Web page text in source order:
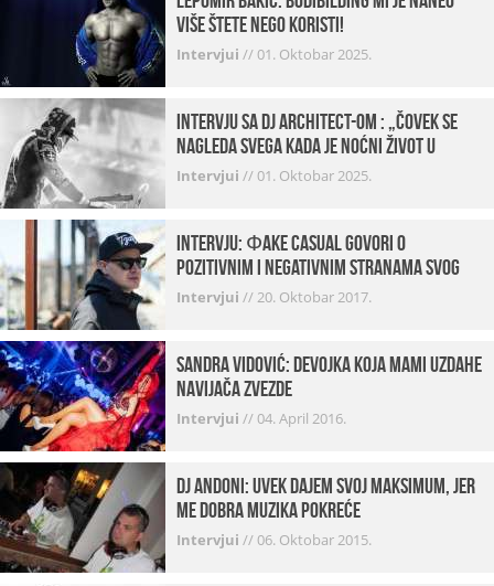
više štete nego koristi!
Intervjui //01. Oktobar 2025.
Intervju sa DJ Architect-om : „Čovek se
nagleda svega kada je noćni život u
pitanju. U klubovima najmanje vidim
Intervjui //01. Oktobar 2025.
INTERVJU: Фake Casual govori o
pozitivnim i negativnim stranama svog
posla, počecima, omiljenim mestima …
Intervjui //20. Oktobar 2017.
Sandra Vidović: devojka koja mami uzdahe
navijača Zvezde
Intervjui //04. April 2016.
Dj Andoni: Uvek dajem svoj maksimum, jer
me dobra muzika pokreće
Intervjui //06. Oktobar 2015.